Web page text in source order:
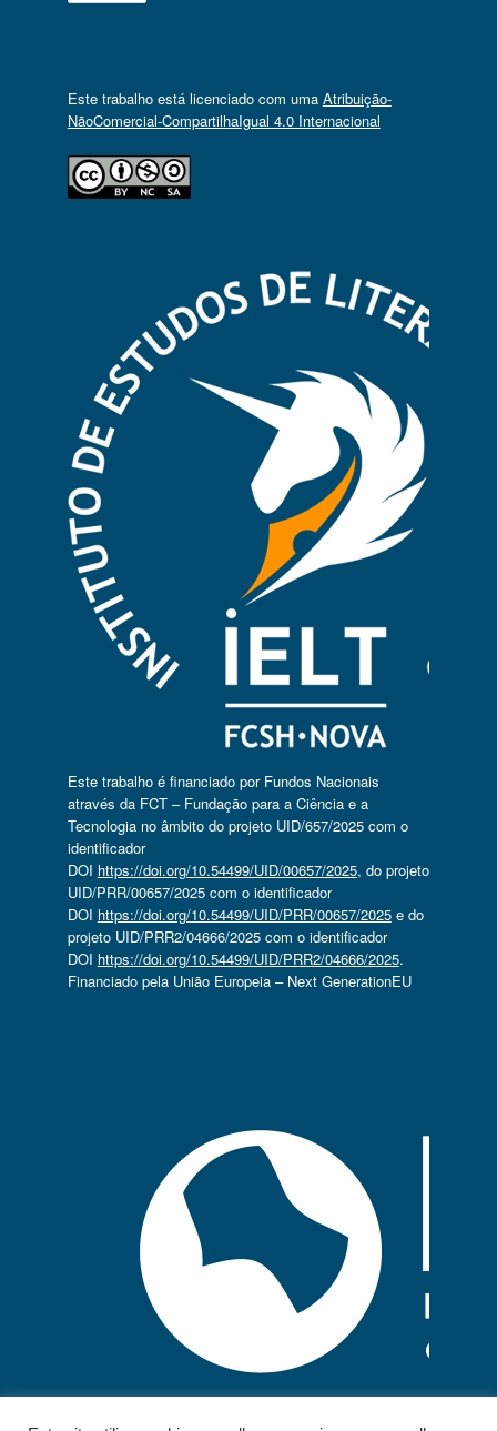
Este trabalho está licenciado com uma Atribuição-
NãoComercial-CompartilhaIgual 4.0 Internacional
Este trabalho é financiado por Fundos Nacionais
através da FCT – Fundação para a Ciência e a
Tecnologia no âmbito do projeto UID/657/2025 com o
identificador
DOI https://doi.org/10.54499/UID/00657/2025, do projeto
UID/PRR/00657/2025 com o identificador
DOI https://doi.org/10.54499/UID/PRR/00657/2025e do
projeto UID/PRR2/04666/2025 com o identificador
DOI https://doi.org/10.54499/UID/PRR2/04666/2025.
Financiado pela União Europeia – Next GenerationEU